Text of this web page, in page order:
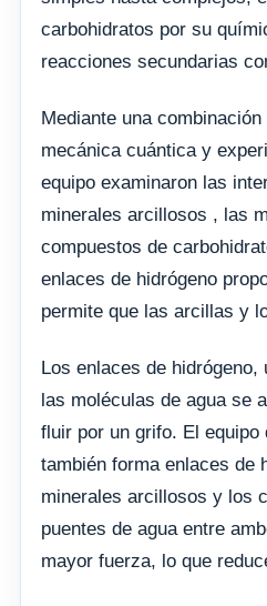
carbohidratos por su
reacciones secundarias
Mediante una
mecánica cuántica y
equipo examinaron las
minerales arcillosos , las
compuestos de
enlaces de hidrógeno
permite que las arcillas y
Los enlaces de
las moléculas de agua se
fluir por un grifo. El equipo
también forma enlaces de
minerales arcillosos y los
puentes de agua entre
mayor fuerza, lo que